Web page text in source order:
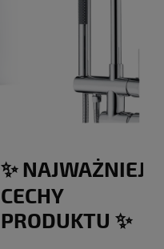
✨
CECHY
PRODUKTU ✨